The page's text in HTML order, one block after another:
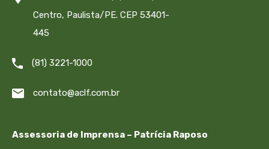
Centro, Paulista/PE. CEP 53401-
445
(81) 3221-1000
contato@aclf.com.br
Assessoria de Imprensa – Patrícia Raposo